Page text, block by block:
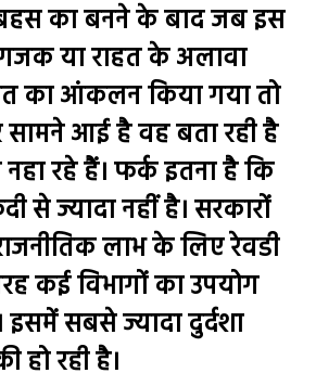
का बनने के बाद जब इस
या राहत के अलावा
का आंकलन किया गया तो
आई है वह बता रही है
रहे हैं। फर्क इतना है कि
से ज्यादा नहीं है। सरकारों
लाभ के लिए रेवडी
कई विभागों का उपयोग
इसमें सबसे ज्यादा दुर्दशा
हो रही है।